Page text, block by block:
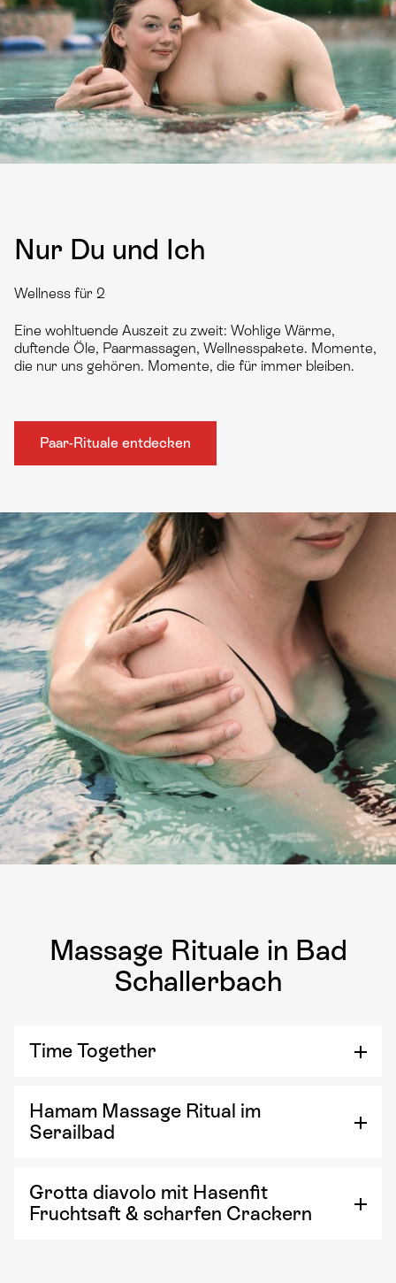
Nur Du und Ich
Wellness für 2
Eine wohltuende Auszeit zu zweit: Wohlige Wärme,
duftende Öle, Paarmassagen, Wellnesspakete. Momente,
die nur uns gehören. Momente, die für immer bleiben.
Paar-Rituale entdecken
Massage Rituale in Bad
Schallerbach
Time Together
Hamam Massage Ritual im
Serailbad
Grotta diavolo mit Hasenfit
Fruchtsaft & scharfen Crackern